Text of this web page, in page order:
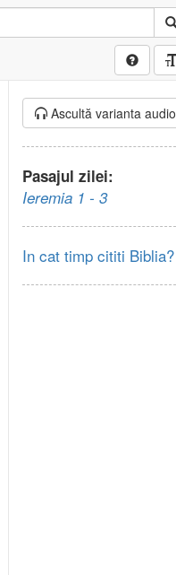
Ascultă varianta audio
Pasajul zilei:
Ieremia 1 - 3
In cat timp cititi Biblia?